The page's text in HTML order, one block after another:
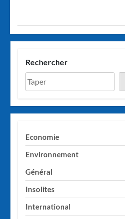
Rechercher
Economie
Environnement
Général
Insolites
International